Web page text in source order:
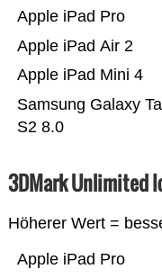
Samsung Galaxy
S2 8.0
Apple iPad Mini 4
Apple iPad Air 2
Apple iPad Pro
3DMark Unlimited
Höherer Wert =
Apple iPad Pro